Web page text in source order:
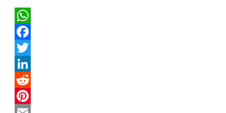
WhatsApp
Facebook
Twitter
LinkedIn
Reddit